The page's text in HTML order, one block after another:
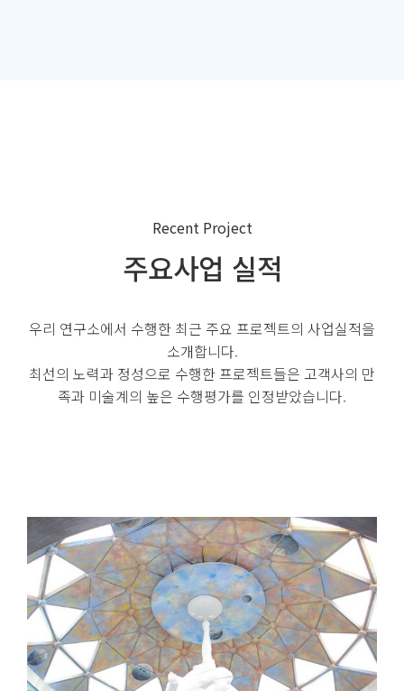
Recent Project
주요사업 실적
우리 연구소에서 수행한 최근 주요 프로젝트의 사업실적을
소개합니다.
최선의 노력과 정성으로 수행한 프로젝트들은 고객사의 만
족과 미술계의 높은 수행평가를 인정받았습니다.